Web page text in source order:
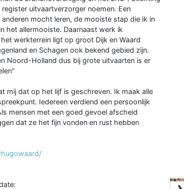
uitvaartverzorger noemen. Een
mocht leren, de mooiste stap die ik in
het allermooiste. Daarnaast werk ik
werkterrein ligt op groot Dijk en Waard
en Schagen ook bekend gebied zijn.
Noord-Holland dus bij grote uitvaarten is er
mij dat op het lijf is geschreven. Ik maak alle
Iedereen verdiend een persoonlijk
mensen met een goed gevoel afscheid
dat ze het fijn vonden en rust hebben